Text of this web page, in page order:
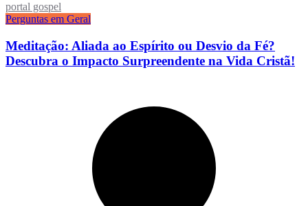
portal gospel
Perguntas em Geral
Meditação: Aliada ao Espírito ou Desvio da Fé?
Descubra o Impacto Surpreendente na Vida Cristã!